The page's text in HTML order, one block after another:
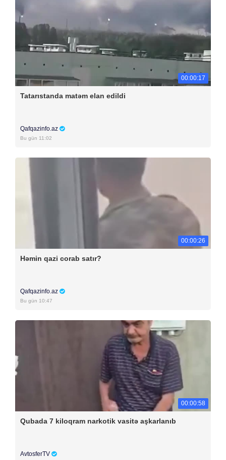
00:00:17
Tatarıstanda matəm elan edildi
Qafqazinfo.az
Bu gün 11:02
00:00:26
Həmin qazi corab satır?
Qafqazinfo.az
Bu gün 10:47
00:00:58
Qubada 7 kiloqram narkotik vasitə aşkarlanıb
AvtosferTV